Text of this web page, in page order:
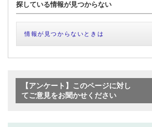
探している情報が見つからない
情報が見つからないときは
【アンケート】このページに対し
てご意見をお聞かせください